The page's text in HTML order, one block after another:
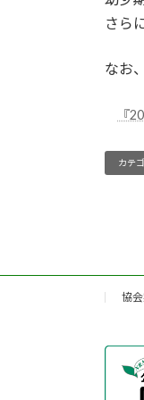
さら
なお
『
カテ
協